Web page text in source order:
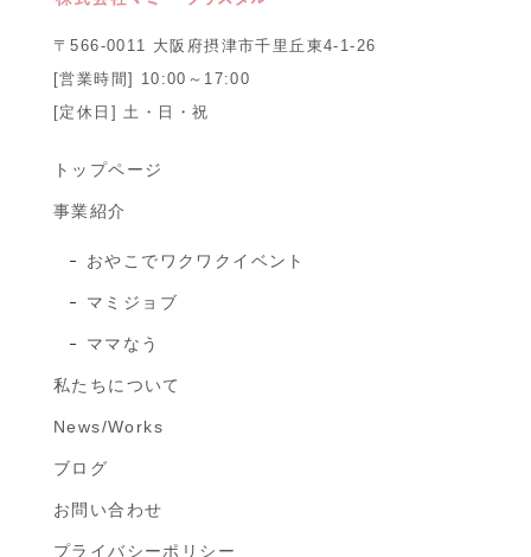
〒566-0011 大阪府摂津市千里丘東4-1-26
[営業時間] 10:00～17:00
[定休日] 土・日・祝
トップページ
事業紹介
おやこでワクワクイベント
マミジョブ
ママなう
私たちについて
News/Works
ブログ
お問い合わせ
プライバシーポリシー